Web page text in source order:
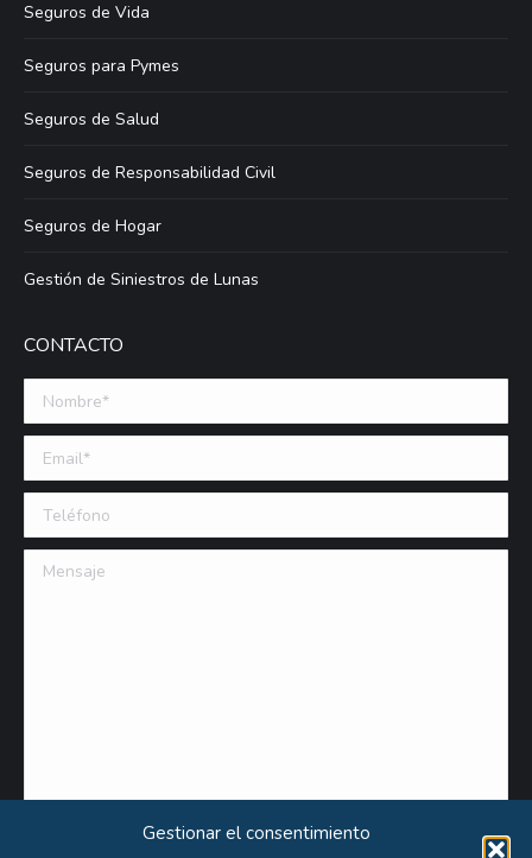
Gestionar el consentimiento
Seguros de Vida
Seguros para Pymes
Seguros de Salud
Seguros de Responsabilidad Civil
Seguros de Hogar
Gestión de Siniestros de Lunas
CONTACTO
Nombre *
Email (requerido)
Teléfono
Mensaje